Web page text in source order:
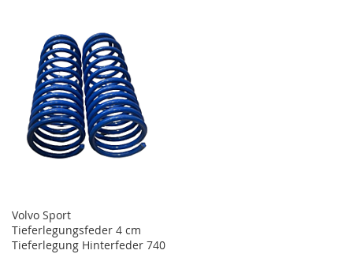
HINZUFÜGEN
HINZUFÜGEN
Volvo Sport
Tieferlegungsfeder 4 cm
Tieferlegung Hinterfeder 740